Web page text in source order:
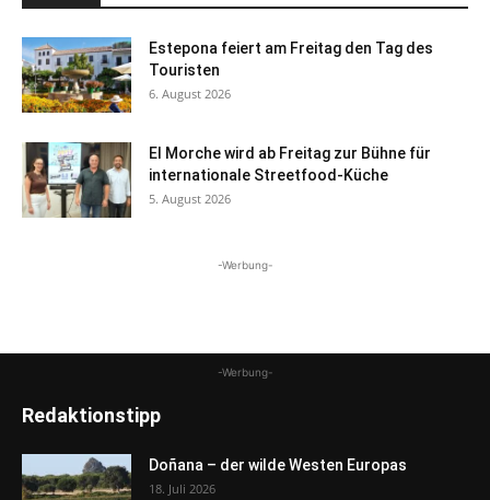
Estepona feiert am Freitag den Tag des
Touristen
6. August 2026
El Morche wird ab Freitag zur Bühne für
internationale Streetfood-Küche
5. August 2026
-Werbung-
-Werbung-
Redaktionstipp
Doñana – der wilde Westen Europas
18. Juli 2026